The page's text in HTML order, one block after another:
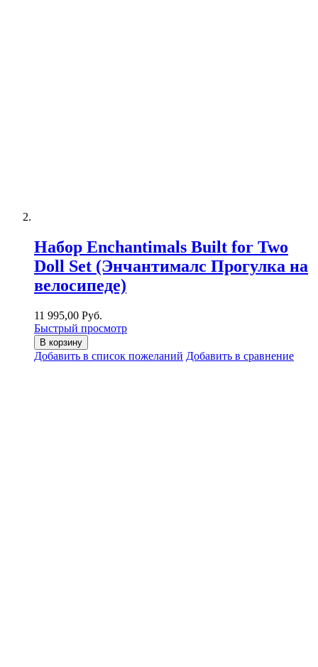
Набор Enchantimals Built for Two
Doll Set (Энчантималс Прогулка на
велосипеде)
11 995,00 Руб.
Быстрый просмотр
В корзину
Добавить в список пожеланий Добавить в сравнение